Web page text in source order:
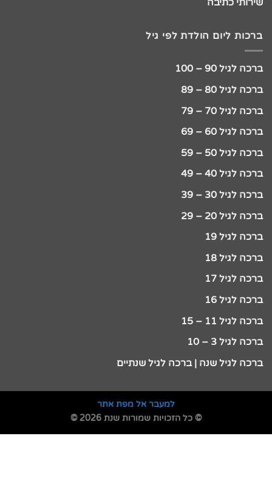
ברכות ליום הולדת לפי גיל
ברכה לגיל 90 – 100
ברכה לגיל 80 – 89
ברכה לגיל 70 – 79
ברכה לגיל 60 – 69
ברכה לגיל 50 – 59
ברכה לגיל 40 – 49
ברכה לגיל 30 – 39
ברכה לגיל 20 – 29
ברכה לגיל 19
ברכה לגיל 18
ברכה לגיל 17
ברכה לגיל 16
ברכה לגיל 11 – 15
ברכה לגיל 3 – 10
ברכה לגיל שנה | ברכה לגיל שנתיים
למעבר אל מפת אתר
© כל הזכויות שמורות שנת 2026 ©